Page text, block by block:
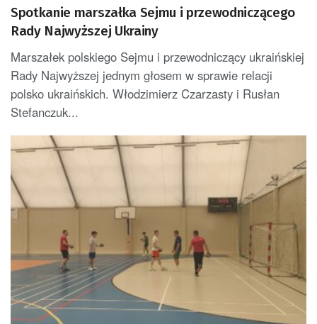
Spotkanie marszałka Sejmu i przewodniczącego
Rady Najwyższej Ukrainy
Marszałek polskiego Sejmu i przewodniczący ukraińskiej
Rady Najwyższej jednym głosem w sprawie relacji
polsko ukraińskich. Włodzimierz Czarzasty i Rusłan
Stefanczuk...